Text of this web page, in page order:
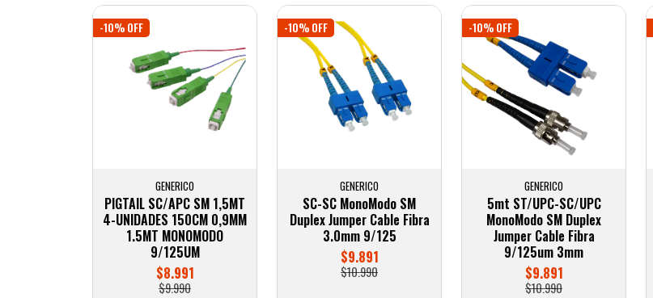
-10% OFF
GENERICO
PIGTAIL SC/APC SM 1,5MT
4-UNIDADES 150CM 0,9MM
1.5MT MONOMODO
9/125UM
$8.991
$9.990
-10% OFF
GENERICO
SC-SC MonoModo SM
Duplex Jumper Cable Fibra
3.0mm 9/125
$9.891
$10.990
-10% OFF
GENERICO
5mt ST/UPC-SC/UPC
MonoModo SM Duplex
Jumper Cable Fibra
9/125um 3mm
$9.891
$10.990